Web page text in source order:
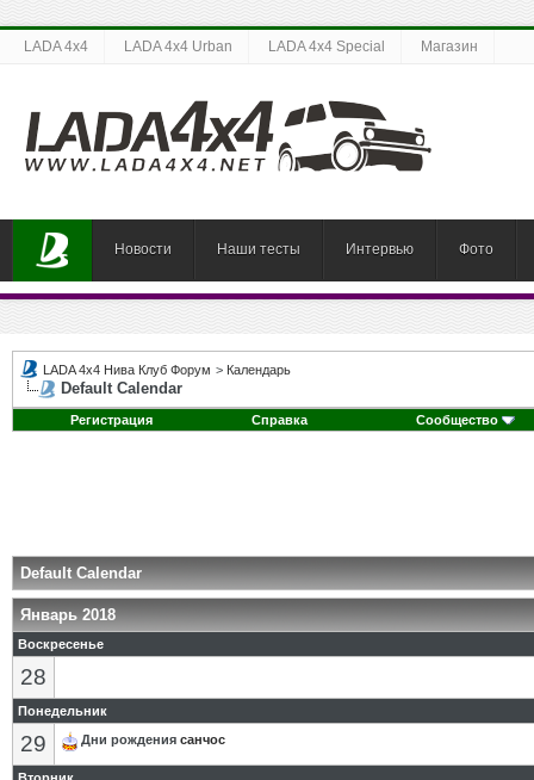
LADA 4x4 LADA 4x4 Urban LADA 4x4 Special Магазин
Новости Наши тесты Интервью Фото
LADA 4x4 Нива Клуб Форум > Календарь
Default Calendar
Регистрация Справка Сообщество
Default Calendar
Январь 2018
Воскресенье
28
Понедельник
29 Дни рождения санчос